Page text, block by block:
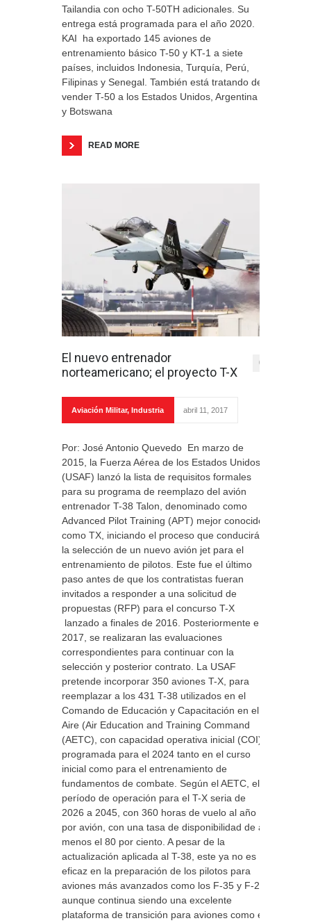
Tailandia con ocho T-50TH adicionales. Su
entrega está programada para el año 2020.
KAI ha exportado 145 aviones de
entrenamiento básico T-50 y KT-1 a siete
países, incluidos Indonesia, Turquía, Perú,
Filipinas y Senegal. También está tratando de
vender T-50 a los Estados Unidos, Argentina
y Botswana
READ MORE
El nuevo entrenador
norteamericano; el proyecto T-X
0
Aviación Militar, Industria abril 11, 2017
Por: José Antonio Quevedo En marzo de
2015, la Fuerza Aérea de los Estados Unidos
(USAF) lanzó la lista de requisitos formales
para su programa de reemplazo del avión
entrenador T-38 Talon, denominado como
Advanced Pilot Training (APT) mejor conocido
como TX, iniciando el proceso que conducirá a
la selección de un nuevo avión jet para el
entrenamiento de pilotos. Este fue el último
paso antes de que los contratistas fueran
invitados a responder a una solicitud de
propuestas (RFP) para el concurso T-X
lanzado a finales de 2016. Posteriormente en
2017, se realizaran las evaluaciones
correspondientes para continuar con la
selección y posterior contrato. La USAF
pretende incorporar 350 aviones T-X, para
reemplazar a los 431 T-38 utilizados en el
Comando de Educación y Capacitación en el
Aire (Air Education and Training Command
(AETC), con capacidad operativa inicial (COI)
programada para el 2024 tanto en el curso
inicial como para el entrenamiento de
fundamentos de combate. Según el AETC, el
período de operación para el T-X seria de
2026 a 2045, con 360 horas de vuelo al año
por avión, con una tasa de disponibilidad de al
menos el 80 por ciento. A pesar de la
actualización aplicada al T-38, este ya no es
eficaz en la preparación de los pilotos para
aviones más avanzados como los F-35 y F-22,
aunque continua siendo una excelente
plataforma de transición para aviones como el